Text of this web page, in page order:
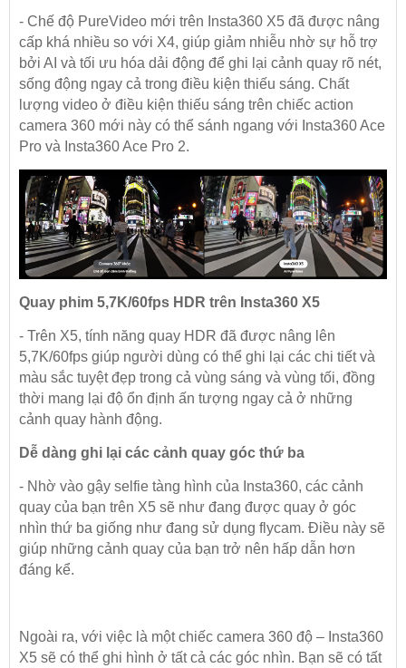
- Chế độ PureVideo mới trên Insta360 X5 đã được nâng
cấp khá nhiều so với X4, giúp giảm nhiễu nhờ sự hỗ trợ
bởi AI và tối ưu hóa dải động để ghi lại cảnh quay rõ nét,
sống động ngay cả trong điều kiện thiếu sáng. Chất
lượng video ở điều kiện thiếu sáng trên chiếc action
camera 360 mới này có thể sánh ngang với Insta360 Ace
Pro và Insta360 Ace Pro 2.
Quay phim 5,7K/60fps HDR trên Insta360 X5
- Trên X5, tính năng quay HDR đã được nâng lên
5,7K/60fps giúp người dùng có thể ghi lại các chi tiết và
màu sắc tuyệt đẹp trong cả vùng sáng và vùng tối, đồng
thời mang lại độ ổn định ấn tượng ngay cả ở những
cảnh quay hành động.
Dễ dàng ghi lại các cảnh quay góc thứ ba
- Nhờ vào gậy selfie tàng hình của Insta360, các cảnh
quay của bạn trên X5 sẽ như đang được quay ở góc
nhìn thứ ba giống như đang sử dụng flycam. Điều này sẽ
giúp những cảnh quay của bạn trở nên hấp dẫn hơn
đáng kể.
Ngoài ra, với việc là một chiếc camera 360 độ – Insta360
X5 sẽ có thể ghi hình ở tất cả các góc nhìn. Bạn sẽ có tất